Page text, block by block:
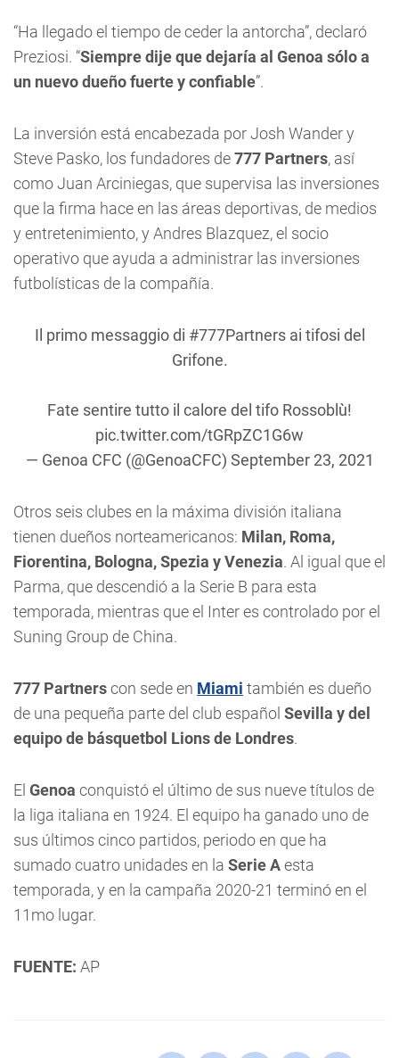
“Ha llegado el tiempo de ceder la antorcha”, declaró
Preziosi. “Siempre dije que dejaría al Genoa sólo a
un nuevo dueño fuerte y confiable”.
La inversión está encabezada por Josh Wander y
Steve Pasko, los fundadores de777 Partners, así
como Juan Arciniegas, que supervisa las inversiones
que la firma hace en las áreas deportivas, de medios
y entretenimiento, y Andres Blazquez, el socio
operativo que ayuda a administrar las inversiones
futbolísticas de la compañía.
Il primo messaggio di #777Partnersai tifosi del
Grifone.
Fate sentire tutto il calore del tifo Rossoblù!
pic.twitter.com/tGRpZC1G6w
— Genoa CFC (@GenoaCFC) September 23, 2021
Otros seis clubes en la máxima división italiana
tienen dueños norteamericanos: Milan, Roma,
Fiorentina, Bologna, Spezia y Venezia. Al igual que el
Parma, que descendió a la Serie B para esta
temporada, mientras que el Inter es controlado por el
Suning Group de China.
777 Partnerscon sede en Miami también es dueño
de una pequeña parte del club español Sevilla y del
equipo de básquetbol Lions de Londres.
El Genoa conquistó el último de sus nueve títulos de
la liga italiana en 1924. El equipo ha ganado uno de
sus últimos cinco partidos, periodo en que ha
sumado cuatro unidades en la Serie Aesta
temporada, y en la campaña 2020-21 terminó en el
11mo lugar.
FUENTE: AP